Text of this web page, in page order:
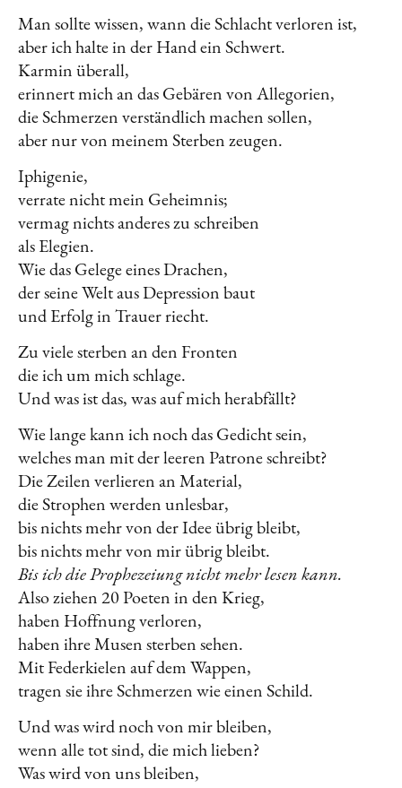
Man sollte wissen, wann die Schlacht verloren ist,
aber ich halte in der Hand ein Schwert.
Karmin überall,
erinnert mich an das Gebären von Allegorien,
die Schmerzen verständlich machen sollen,
aber nur von meinem Sterben zeugen.
Iphigenie,
verrate nicht mein Geheimnis;
vermag nichts anderes zu schreiben
als Elegien.
Wie das Gelege eines Drachen,
der seine Welt aus Depression baut
und Erfolg in Trauer riecht.
Zu viele sterben an den Fronten
die ich um mich schlage.
Und was ist das, was auf mich herabfällt?
Wie lange kann ich noch das Gedicht sein,
welches man mit der leeren Patrone schreibt?
Die Zeilen verlieren an Material,
die Strophen werden unlesbar,
bis nichts mehr von der Idee übrig bleibt,
bis nichts mehr von mir übrig bleibt.
Bis ich die Prophezeiung nicht mehr lesen kann.
Also ziehen 20 Poeten in den Krieg,
haben Hoffnung verloren,
haben ihre Musen sterben sehen.
Mit Federkielen auf dem Wappen,
tragen sie ihre Schmerzen wie einen Schild.
Und was wird noch von mir bleiben,
wenn alle tot sind, die mich lieben?
Was wird von uns bleiben,